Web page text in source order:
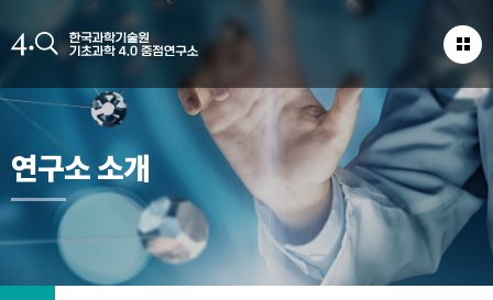
연구소 소개